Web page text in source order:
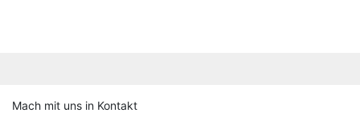
Mach mit uns in Kontakt